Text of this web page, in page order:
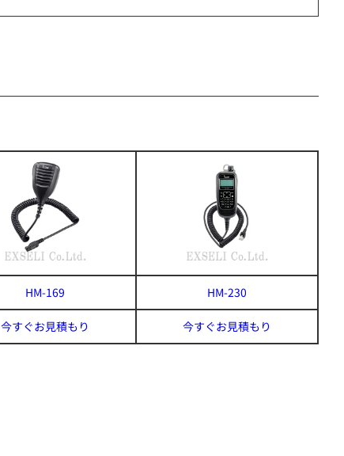
HM-169 HM-230
今すぐお見積もり 今すぐお見積もり